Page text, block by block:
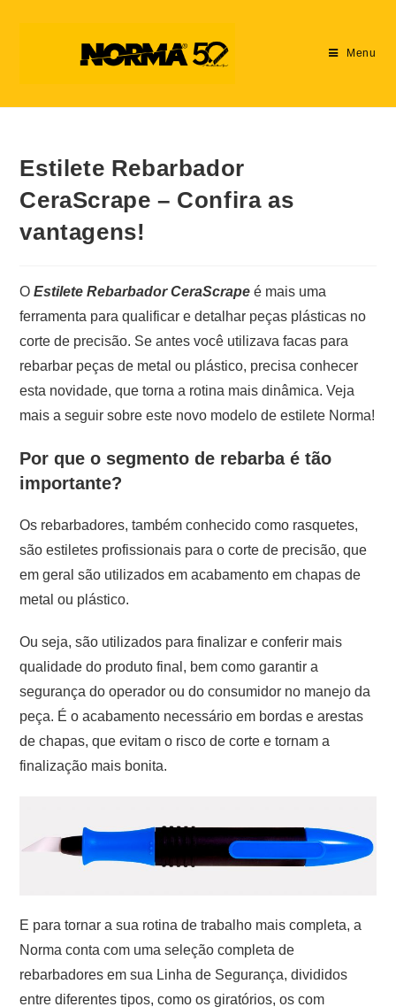
Menu
Estilete Rebarbador
CeraScrape – Confira as
vantagens!
OEstilete Rebarbador CeraScrape é mais uma
ferramenta para qualificar e detalhar peças plásticas no
corte de precisão. Se antes você utilizava facas para
rebarbar peças de metal ou plástico, precisa conhecer
esta novidade, que torna a rotina mais dinâmica. Veja
mais a seguir sobre este novo modelo de estilete Norma!
Por que o segmento de rebarba é tão
importante?
Os rebarbadores, também conhecido como rasquetes,
são estiletes profissionais para o corte de precisão, que
em geral são utilizados em acabamento em chapas de
metal ou plástico.
Ou seja, são utilizados para finalizar e conferir mais
qualidade do produto final, bem como garantir a
segurança do operador ou do consumidor no manejo da
peça. É o acabamento necessário em bordas e arestas
de chapas, que evitam o risco de corte e tornam a
finalização mais bonita.
E para tornar a sua rotina de trabalho mais completa, a
Norma conta com uma seleção completa de
rebarbadores em sua Linha de Segurança, divididos
entre diferentes tipos, como os giratórios, os com